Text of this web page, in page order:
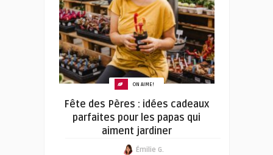
ON AIME!
Fête des Pères : idées cadeaux
parfaites pour les papas qui
aiment jardiner
Émilie G.